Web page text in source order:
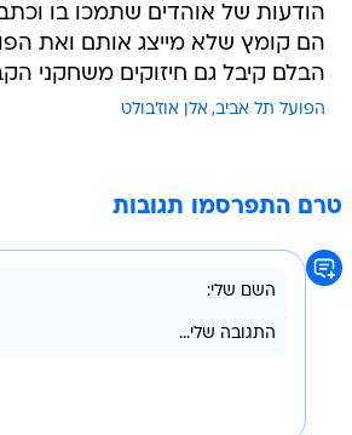
הודעות של אוהדים שתמכו בו
הם קומץ שלא מייצג אותם ואת
הבלם קיבל גם חיזוקים משחקני
הפועל תל אביב אלן אוז'בולט
טרם התפרסמו תגובות